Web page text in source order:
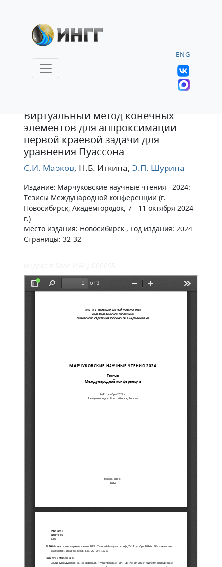
ENG
Виртуальный метод конечных
элементов для аппроксимации
первой краевой задачи для
уравнения Пуассона
С.И. Марков, Н.Б. Иткина, Э.П. Шурина
Издание: Марчуковские научные чтения - 2024:
Тезисы Международной конференции (г.
Новосибирск, Академгородок, 7 - 11 октября 2024
г.)
Место издания: Новосибирск , Год издания: 2024
Страницы: 32-32